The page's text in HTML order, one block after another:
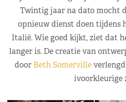
Twintig jaar na dato mocht
opnieuw dienst doen tijdens
Italië. Wie goed kijkt, ziet dat
langer is. De creatie van
door Beth Somerville
ivoorkleurige